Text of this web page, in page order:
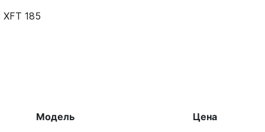
XFT 185
Модель
Цена